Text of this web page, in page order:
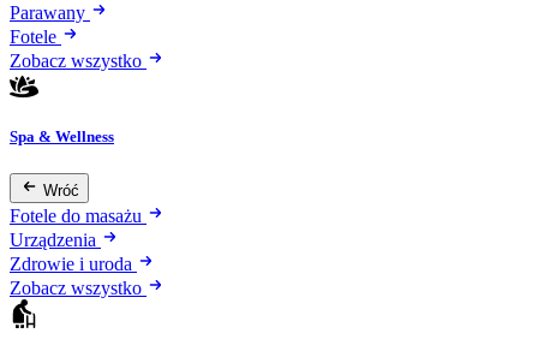
Parawany
Fotele
Zobacz wszystko
Spa & Wellness
Wróć
Fotele do masażu
Urządzenia
Zdrowie i uroda
Zobacz wszystko